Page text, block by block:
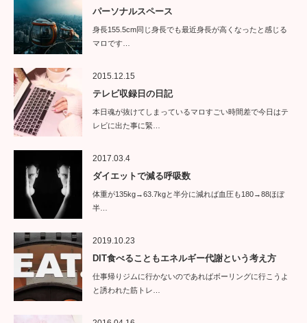
パーソナルスペース
身長155.5cm同じ身長でも最近身長が高くなったと感じる
マロです…
2015.12.15
テレビ収録日の日記
本日魂が抜けてしまっているマロすごい時間差で今日はテ
レビに出た事に緊…
2017.03.4
ダイエットで減る呼吸数
体重が135kg→63.7kgと半分に減れば血圧も180→88ほぼ
半…
2019.10.23
DIT食べることもエネルギー代謝という考え方
仕事帰りジムに行かないのであればボーリングに行こうよ
と誘われた筋トレ…